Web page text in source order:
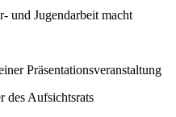
und Jugendarbeit macht
Präsentationsveranstaltung
des Aufsichtsrats